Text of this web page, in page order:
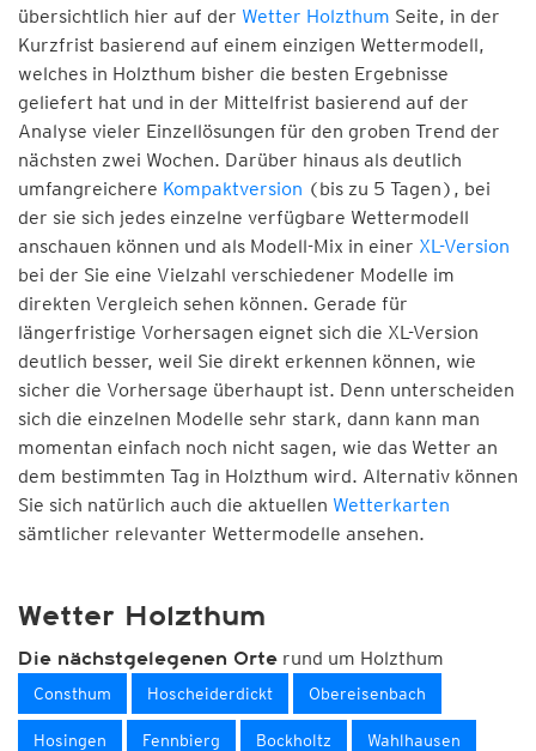
übersichtlich hier auf der Wetter Holzthum Seite, in der
Kurzfrist basierend auf einem einzigen Wettermodell,
welches in Holzthum bisher die besten Ergebnisse
geliefert hat und in der Mittelfrist basierend auf der
Analyse vieler Einzellösungen für den groben Trend der
nächsten zwei Wochen. Darüber hinaus als deutlich
umfangreichere Kompaktversion (bis zu 5 Tagen), bei
der sie sich jedes einzelne verfügbare Wettermodell
anschauen können und als Modell-Mix in einer XL-Version
bei der Sie eine Vielzahl verschiedener Modelle im
direkten Vergleich sehen können. Gerade für
längerfristige Vorhersagen eignet sich die XL-Version
deutlich besser, weil Sie direkt erkennen können, wie
sicher die Vorhersage überhaupt ist. Denn unterscheiden
sich die einzelnen Modelle sehr stark, dann kann man
momentan einfach noch nicht sagen, wie das Wetter an
dem bestimmten Tag in Holzthum wird. Alternativ können
Sie sich natürlich auch die aktuellen Wetterkarten
sämtlicher relevanter Wettermodelle ansehen.
Wetter Holzthum
Die nächstgelegenen Orte rund um Holzthum
Consthum Hoscheiderdickt Obereisenbach
Hosingen Fennbierg Bockholtz Wahlhausen